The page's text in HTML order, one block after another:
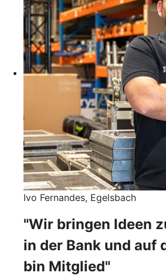
Ivo Fernandes, Egelsbach
"Wir bringen Ideen
in der Bank und auf
bin Mitglied"